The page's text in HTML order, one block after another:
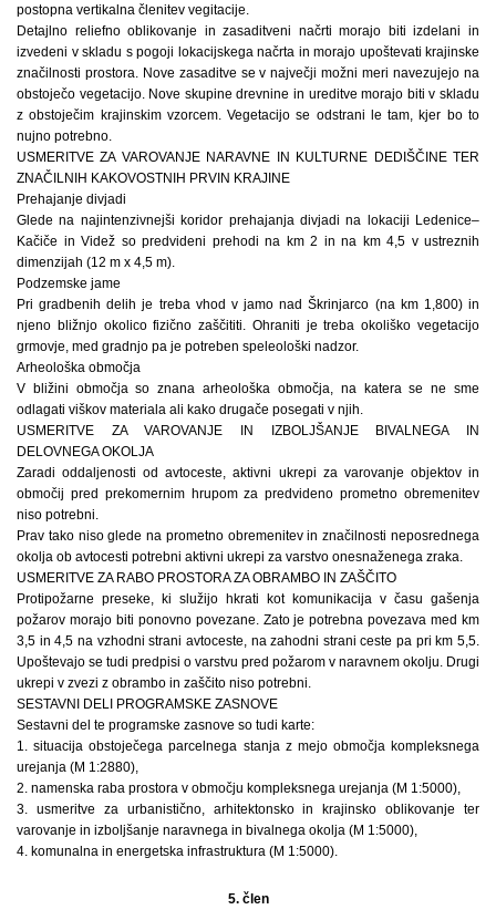
postopna vertikalna členitev vegitacije.
Detajlno reliefno oblikovanje in zasaditveni načrti morajo biti izdelani in
izvedeni v skladu s pogoji lokacijskega načrta in morajo upoštevati krajinske
značilnosti prostora. Nove zasaditve se v največji možni meri navezujejo na
obstoječo vegetacijo. Nove skupine drevnine in ureditve morajo biti v skladu
z obstoječim krajinskim vzorcem. Vegetacijo se odstrani le tam, kjer bo to
nujno potrebno.
USMERITVE ZA VAROVANJE NARAVNE IN KULTURNE DEDIŠČINE TER
ZNAČILNIH KAKOVOSTNIH PRVIN KRAJINE
Prehajanje divjadi
Glede na najintenzivnejši koridor prehajanja divjadi na lokaciji Ledenice–
Kačiče in Videž so predvideni prehodi na km 2 in na km 4,5 v ustreznih
dimenzijah (12 m x 4,5 m).
Podzemske jame
Pri gradbenih delih je treba vhod v jamo nad Škrinjarco (na km 1,800) in
njeno bližnjo okolico fizično zaščititi. Ohraniti je treba okoliško vegetacijo
grmovje, med gradnjo pa je potreben speleološki nadzor.
Arheološka območja
V bližini območja so znana arheološka območja, na katera se ne sme
odlagati viškov materiala ali kako drugače posegati v njih.
USMERITVE ZA VAROVANJE IN IZBOLJŠANJE BIVALNEGA IN
DELOVNEGA OKOLJA
Zaradi oddaljenosti od avtoceste, aktivni ukrepi za varovanje objektov in
območij pred prekomernim hrupom za predvideno prometno obremenitev
niso potrebni.
Prav tako niso glede na prometno obremenitev in značilnosti neposrednega
okolja ob avtocesti potrebni aktivni ukrepi za varstvo onesnaženega zraka.
USMERITVE ZA RABO PROSTORA ZA OBRAMBO IN ZAŠČITO
Protipožarne preseke, ki služijo hkrati kot komunikacija v času gašenja
požarov morajo biti ponovno povezane. Zato je potrebna povezava med km
3,5 in 4,5 na vzhodni strani avtoceste, na zahodni strani ceste pa pri km 5,5.
Upoštevajo se tudi predpisi o varstvu pred požarom v naravnem okolju. Drugi
ukrepi v zvezi z obrambo in zaščito niso potrebni.
SESTAVNI DELI PROGRAMSKE ZASNOVE
Sestavni del te programske zasnove so tudi karte:
1. situacija obstoječega parcelnega stanja z mejo območja kompleksnega
urejanja (M 1:2880),
2. namenska raba prostora v območju kompleksnega urejanja (M 1:5000),
3. usmeritve za urbanistično, arhitektonsko in krajinsko oblikovanje ter
varovanje in izboljšanje naravnega in bivalnega okolja (M 1:5000),
4. komunalna in energetska infrastruktura (M 1:5000).
5. člen